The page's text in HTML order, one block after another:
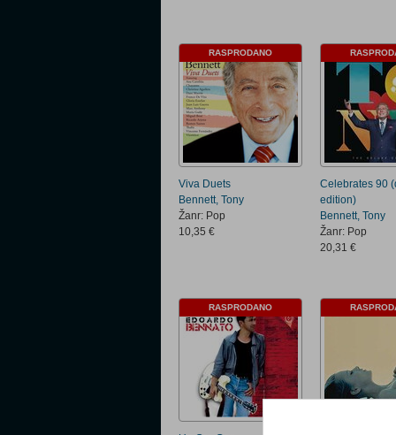
RASPRODANO
Viva Duets
Bennett, Tony
Žanr: Pop
10,35 €
Celebrates 90
edition)
Bennett, Tony
Žanr: Pop
20,31 €
RASPRODANO